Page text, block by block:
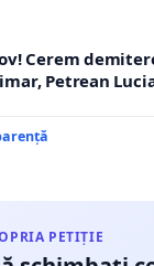
Cerem
Petrean
PETIȚIE